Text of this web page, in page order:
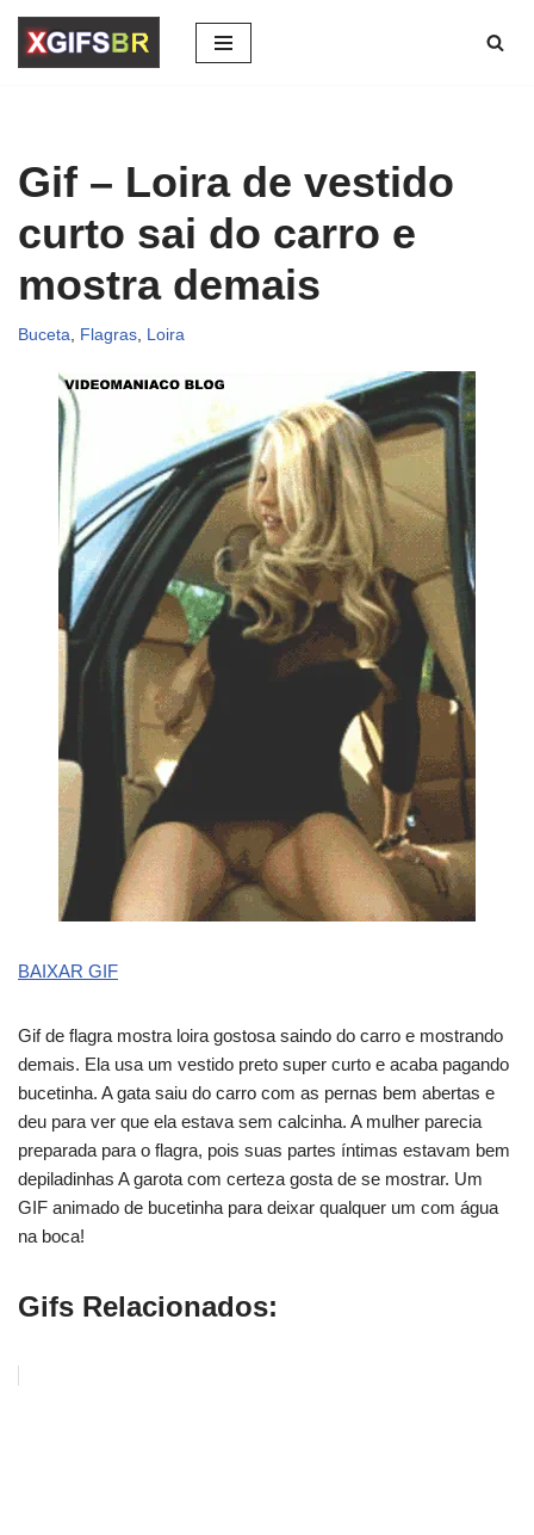
Pular
Gif – Loira de vestido
curto sai do carro e
mostra demais
Buceta, Flagras, Loira
BAIXAR GIF
Gif de flagra mostra loira gostosa saindo do carro e mostrando
demais. Ela usa um vestido preto super curto e acaba pagando
bucetinha. A gata saiu do carro com as pernas bem abertas e
deu para ver que ela estava sem calcinha. A mulher parecia
preparada para o flagra, pois suas partes íntimas estavam bem
depiladinhas A garota com certeza gosta de se mostrar. Um
GIF animado de bucetinha para deixar qualquer um com água
na boca!
Gifs Relacionados: